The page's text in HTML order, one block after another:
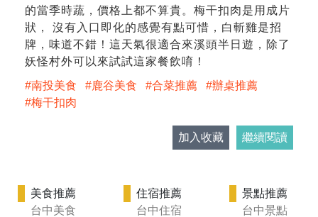
的當季時蔬，價格上都不算貴。梅干扣肉是用成片
狀， 沒有入口即化的感覺有點可惜，白斬雞是招
牌，味道不錯！這天氣很適合來溪頭半日遊，除了
妖怪村外可以來試試這家餐飲唷！
南投美食
鹿谷美食 合菜推薦
辦桌推薦
梅干扣肉
加入收藏 繼續閱讀
美食推薦
台中美食
住宿推薦
台中住宿
景點推薦
台中景點